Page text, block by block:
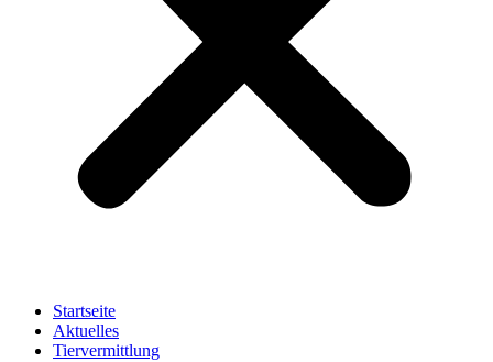
Startseite
Aktuelles
Tiervermittlung